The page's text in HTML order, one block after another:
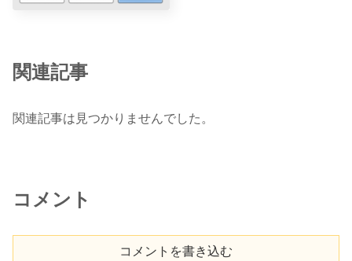
関連記事
関連記事は見つかりませんでした。
コメント
コメントを書き込む